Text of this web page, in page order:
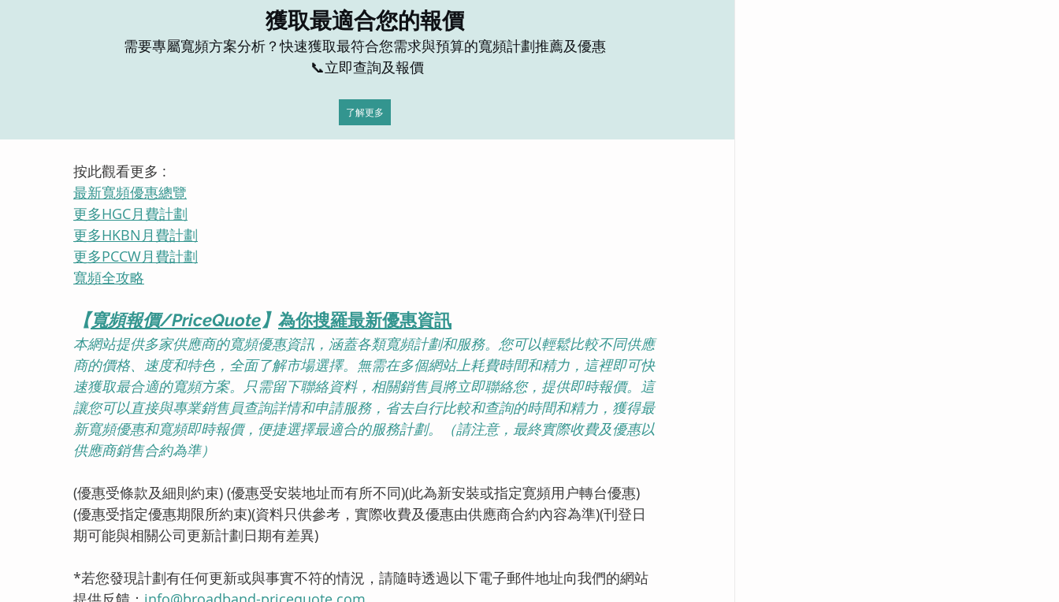
獲取最適合您的報價
需要專屬寬頻方案分析？快速獲取最符合您需求與預算的寬頻計劃推薦及優惠
📞立即查詢及報價
了解更多
按此觀看更多 :
最新寬頻優惠總覽
更多HGC月費計劃
更多HKBN月費計劃
更多PCCW月費計劃
寬頻全攻略
【寬頻報價/PriceQuote】 為你搜羅最新優惠資訊
本網站提供多家供應商的寬頻優惠資訊，涵蓋各類寬頻計劃和服務。您可以輕鬆比較不同供應
商的價格、速度和特色，全面了解市場選擇。無需在多個網站上耗費時間和精力，這裡即可快
速獲取最合適的寬頻方案。只需留下聯絡資料，相關銷售員將立即聯絡您，提供即時報價。這
讓您可以直接與專業銷售員查詢詳情和申請服務，省去自行比較和查詢的時間和精力，獲得最
新寬頻優惠和寬頻即時報價，便捷選擇最適合的服務計劃。（請注意，最終實際收費及優惠以
供應商銷售合約為準）
(優惠受條款及細則約束) (優惠受安裝地址而有所不同)(此為新安裝或指定寛頻用户轉台優惠)
(優惠受指定優惠期限所約束)(資料只供參考，實際收費及優惠由供應商合約內容為準)(刊登日
期可能與相關公司更新計劃日期有差異)
*若您發現計劃有任何更新或與事實不符的情況，請隨時透過以下電子郵件地址向我們的網站